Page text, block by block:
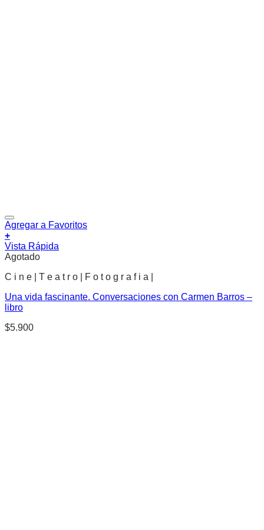
Agregar a Favoritos
+
Vista Rápida
Agotado
C i n e | T e a t r o | F o t o g r a f i a |
Una vida fascinante. Conversaciones con Carmen Barros –
libro
$5.900